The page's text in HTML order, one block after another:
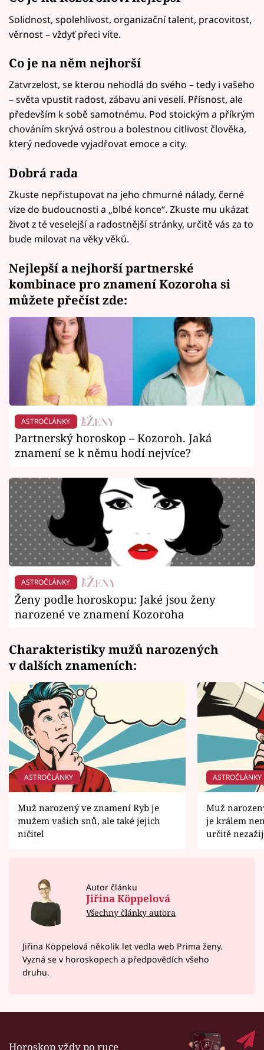
Solidnost, spolehlivost, organizační talent, pracovitost,
věrnost – vždyť přeci víte.
Co je na něm nejhorší
Zatvrzelost, se kterou nehodlá do svého – tedy i vašeho
– světa vpustit radost, zábavu ani veselí. Přísnost, ale
především k sobě samotnému. Pod stoickým a příkrým
chováním skrývá ostrou a bolestnou citlivost člověka,
který nedovede vyjadřovat emoce a city.
Dobrá rada
Zkuste nepřistupovat na jeho chmurné nálady, černé
vize do budoucnosti a „blbé konce“. Zkuste mu ukázat
život z té veselejší a radostnější stránky, určitě vás za to
bude milovat na věky věků.
Nejlepší a nejhorší partnerské
kombinace pro znamení Kozoroha si
můžete přečíst zde:
ASTROČLÁNKY
Partnerský horoskop – Kozoroh. Jaká
znamení se k němu hodí nejvíce?
ASTROČLÁNKY
Ženy podle horoskopu: Jaké jsou ženy
narozené ve znamení Kozoroha
Charakteristiky mužů narozených
v dalších znameních:
ASTROČLÁNKY
Muž narozený ve znamení Ryb je
mužem vašich snů, ale také jejich
ničitel
ASTROČLÁNKY
Muž
je králem
určitě
Autor článku
Jiřina Köppelová
Všechny články autora
Jiřina Köppelová několik let vedla web Prima ženy.
Vyzná se v horoskopech a předpovědích všeho
druhu.
Horoskop vždy po ruce